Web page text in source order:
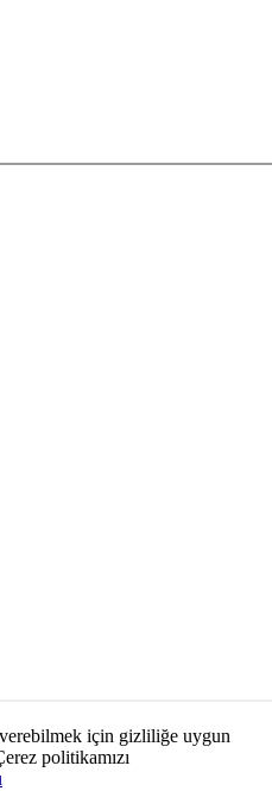
için gizliliğe uygun
politikamızı